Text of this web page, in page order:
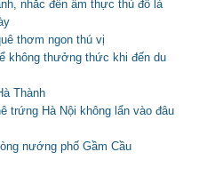
nhắc đến ẩm thực thủ đô là
thơm ngon thú vị
không thưởng thức khi đến du
Thành
trứng Hà Nội không lẩn vào đâu
nướng phố Gầm Cầu